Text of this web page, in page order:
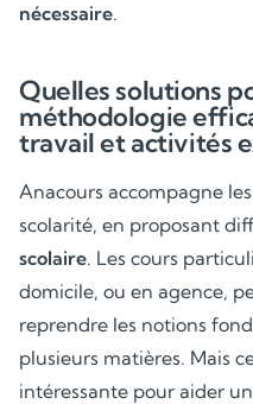
nécessaire.
Quelles solutions
méthodologie
travail et activités
Anacours accompagne
scolarité, en proposant
scolaire. Les cours
domicile, ou en agence,
reprendre les notions
plusieurs matières. Mais
intéressante pour aider